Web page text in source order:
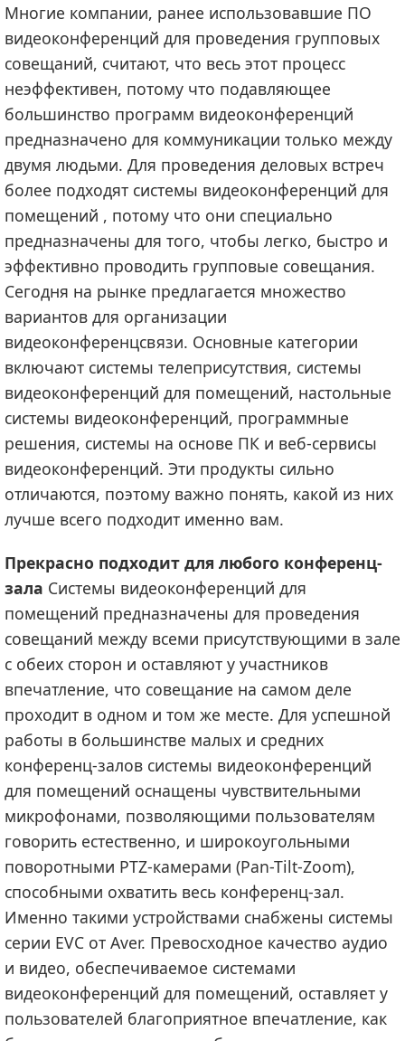
Многие компании, ранее использовавшие ПО
видеоконференций для проведения групповых
совещаний, считают, что весь этот процесс
неэффективен, потому что подавляющее
большинство программ видеоконференций
предназначено для коммуникации только между
двумя людьми. Для проведения деловых встреч
более подходят системы видеоконференций для
помещений , потому что они специально
предназначены для того, чтобы легко, быстро и
эффективно проводить групповые совещания.
Сегодня на рынке предлагается множество
вариантов для организации
видеоконференцсвязи. Основные категории
включают системы телеприсутствия, системы
видеоконференций для помещений, настольные
системы видеоконференций, программные
решения, системы на основе ПК и веб-сервисы
видеоконференций. Эти продукты сильно
отличаются, поэтому важно понять, какой из них
лучше всего подходит именно вам.
Прекрасно подходит для любого конференц-
зала Системы видеоконференций для
помещений предназначены для проведения
совещаний между всеми присутствующими в зале
с обеих сторон и оставляют у участников
впечатление, что совещание на самом деле
проходит в одном и том же месте. Для успешной
работы в большинстве малых и средних
конференц-залов системы видеоконференций
для помещений оснащены чувствительными
микрофонами, позволяющими пользователям
говорить естественно, и широкоугольными
поворотными PTZ-камерами (Pan-Tilt-Zoom),
способными охватить весь конференц-зал.
Именно такими устройствами снабжены системы
серии EVC от Aver. Превосходное качество аудио
и видео, обеспечиваемое системами
видеоконференций для помещений, оставляет у
пользователей благоприятное впечатление, как